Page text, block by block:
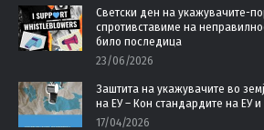
Светски ден на укажувачите-
спротивставиме на
било последица
23/06/2026
Заштита на укажувачите во
на ЕУ – Кон стандардите на ЕУ
17/04/2026